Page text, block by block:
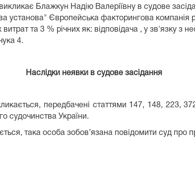
викликає Блажкун Надію Валеріївну в судове
установа" Європейська факторингова
та 3 % річних як: відповідача , у зв'язку з
4.
Наслідки неявки в судове засідання
передбачені статтями 147, 148, 223,
судочинства України.
така особа зобов’язана повідомити суд про